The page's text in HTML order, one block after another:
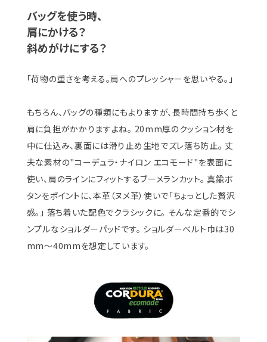
バッグを使う時、
肩にかける？
斜めがけにする？
「荷物の重さを考える。肩へのプレッシャーを思いやる。」
もちろん、バッグの種類にもよりますが、長時間持ち歩くと
肩に負担がかかりますよね。 20mm厚のクッション材を
中に仕込み、裏面には滑り止め生地でズレ落ち防止。 丈
夫な素材の"コーデュラ・ナイロン エコモード"を表面に
使い、肩のラインにフィットするブーメランカット。 真鍮ボ
タンをポイントに、本革（ヌメ革）使いで「ちょっとした贅沢
感。」 落ち着いた配色でクラシックに。 そんな定番的でシ
ンプルなショルダーパッドです。 ショルダーベルト巾は30
mm～40mmを想定しています。